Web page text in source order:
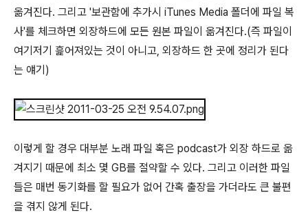
옮겨진다. 그리고 '보관함에 추가시 iTunes Media 폴더에 파일 복
사'를 체크하면 외장하드에 모든 원본 파일이 옮겨진다.(즉 파일이
여기저기 흝어져있는 것이 아니고, 외장하드 한 곳에 정리가 된다
는 얘기)
이렇게 할 경우 대부분 노래 파일 혹은 podcast가 외장 하드로 옮
겨지기 때문에 최소 몇 GB를 절약할 수 있다. 그리고 이러한 파일
들은 매번 동기화를 할 필요가 없어 간혹 출장을 가더라도 큰 불편
을 겪지 않게 된다.